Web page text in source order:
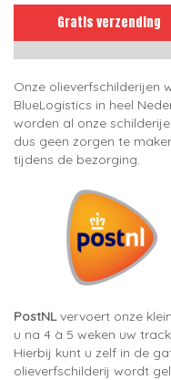
Gratis verzending
Onze olieverfschilderijen
BlueLogistics in heel
worden al onze
dus geen zorgen te
tijdens de bezorging.
PostNLvervoert onze
u na 4 à 5 weken uw
Hierbij kunt u zelf in de
olieverfschilderij wordt